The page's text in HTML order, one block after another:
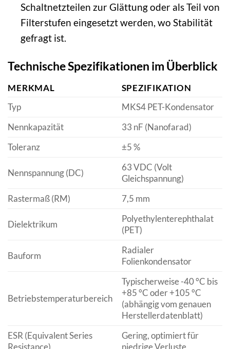
Schaltnetzteilen zur Glättung oder als Teil von
Filterstufen eingesetzt werden, wo Stabilität
gefragt ist.
Technische Spezifikationen im Überblick
MERKMAL
SPEZIFIKATION
Typ
MKS4 PET-Kondensator
Nennkapazität
33 nF (Nanofarad)
Toleranz
±5 %
Nennspannung (DC)
63 VDC (Volt
Gleichspannung)
Rastermaß (RM)
7,5 mm
Dielektrikum
Polyethylenterephthalat
(PET)
Bauform
Radialer
Folienkondensator
Betriebstemperaturbereich
Typischerweise -40 °C bis
+85 °C oder +105 °C
(abhängig vom genauen
Herstellerdatenblatt)
ESR (Equivalent Series
Gering, optimiert für